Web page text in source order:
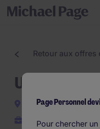
Retour aux offres
Usineur
Bondoufle
Interim
Page Personnel
Pour chercher